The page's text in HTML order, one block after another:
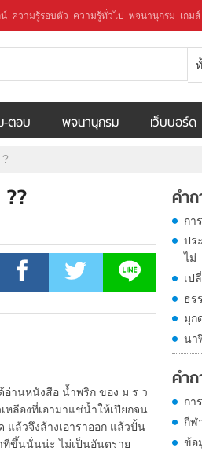
น์ ความรู้รอบตัว ความรู้ทั่วไป พจนานุกรม เกมส์
-ตอบ พจนานุกรม เว็บบอร์ด
อ่านหนังสือ น้ำพริก ของ ม ร ว
หลืองที่เอามาแช่น้ำให้เปียกจน
ล้วจึงล้างเอาราออก แล้วปั้น
ทีขึ้นนั่นน่ะ ไม่เป็นอันตราย
คำถ
กา
ปร
ไม่
เป
ธร
มุก
นา
คำ
กา
กีฬ
ข้อ